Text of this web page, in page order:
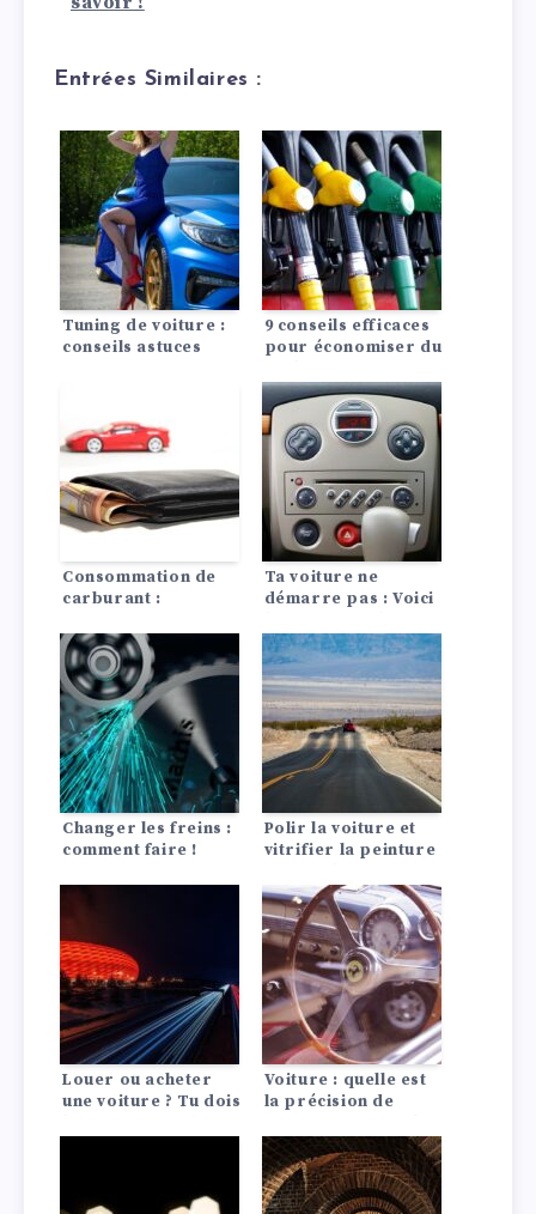
Entrées Similaires :
Tuning de voiture :
conseils astuces
9 conseils efficaces
pour économiser du
Comment
économiser du
carburant ?
Consommation de
carburant :
d’influence
Ta voiture ne
démarre pas : Voici
plus fréquentes !
Changer les freins :
comment faire !
Polir la voiture et
vitrifier la peinture
Louer ou acheter
une voiture ? Tu dois
Voiture : quelle est
la précision de
vitesse ?